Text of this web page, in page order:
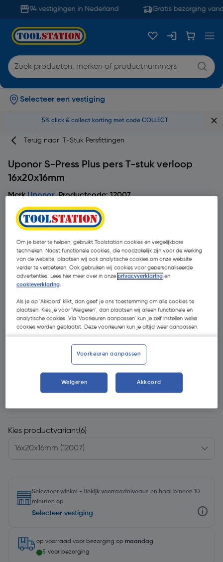
94 vestigingen in Nederland Gratis bezorging
Selecteer een vestiging
5% click & collect korting met code COLLECT
Terug naar T-Stuk Persfittingen
Uponor S-Press Plus pers T-stuk verloop
16x20x16mm
MerkUponor Productcode: 12007
1 beoordeling(en)
€ 20,09
Kies productvariant(6)
Selecteer winkel - Bekijk voorraadniveaus en haal binnen 10
minuten op
Selecteer vestiging
op voorraad voor bezorging op maandag
5 voor bezorging
Om je beter te helpen, gebruikt Toolstation cookies en vergelijkbare
technieken. Naast functionele cookies, die noodzakelijk zijn voor de werking
van de website, plaatsen wij ook analytische cookies om onze website
verder te verbeteren. Ook gebruiken wij cookies voor gepersonaliseerde
advertenties. Lees hier meer over in onzeprivacyverklaring en
cookieverklaring.
Als je op 'Akkoord' klikt, dan geef je ons toestemming om alle cookies te
plaatsen. Kies je voor 'Weigeren', dan plaatsen wij alleen functionele en
analytische cookies. Via 'Voorkeuren aanpassen' kun je zelf instellen welke
cookies worden geplaatst. Deze voorkeuren kun je altijd weer aanpassen.
Voorkeuren aanpassen
Weigeren Akkoord